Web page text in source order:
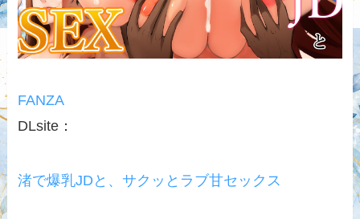
FANZA
DLsite：
渚で爆乳JDと、サクッとラブ甘セックス